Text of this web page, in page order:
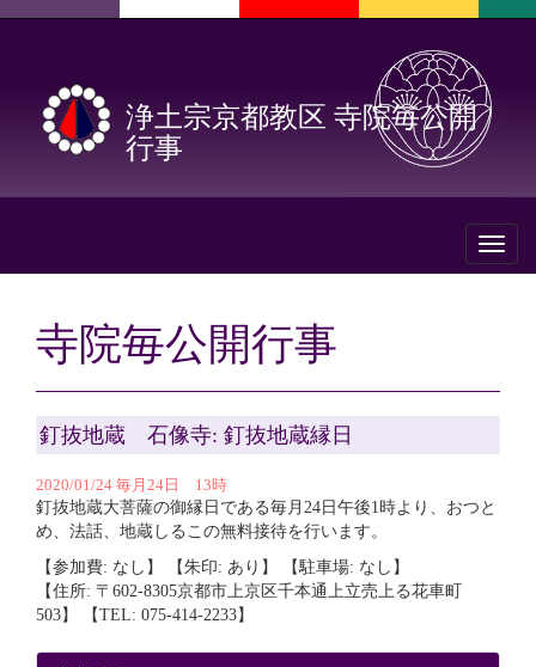
浄土宗京都教区 寺院毎公開
行事
Toggle
寺院毎公開行事
釘抜地蔵 石像寺: 釘抜地蔵縁日
2020/01/24 毎月24日 13時
釘抜地蔵大菩薩の御縁日である毎月24日午後1時より、おつと
め、法話、地蔵しるこの無料接待を行います。
【参加費: なし】 【朱印: あり】 【駐車場: なし】
【住所: 〒602-8305京都市上京区千本通上立売上る花車町
503】 【TEL: 075-414-2233】